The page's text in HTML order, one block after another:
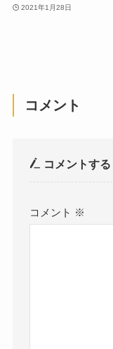
2021年1月28日
コメント
コメントする
コメント ※